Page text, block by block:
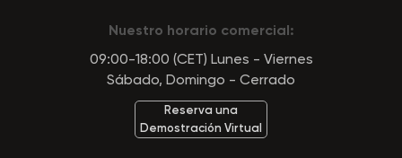
Nuestro horario comercial:
09:00-18:00 (CET) Lunes - Viernes
Sábado, Domingo - Cerrado
Reserva una
Demostración Virtual